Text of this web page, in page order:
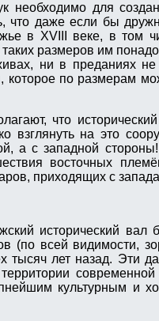
необходимо для
что даже если бы
в XVIII веке, в том
размеров им
ни в преданиях не
которое по размерам
что
взглянуть на это
а с западной
восточных
приходящих с
исторический вал
(по всей видимости,
тысяч лет назад. Эти
современной
культурным и